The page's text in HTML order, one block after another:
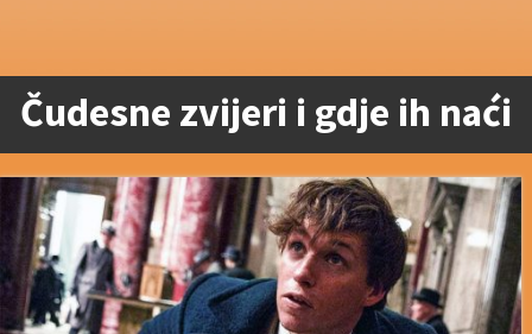
Čudesne zvijeri i gdje ih naći